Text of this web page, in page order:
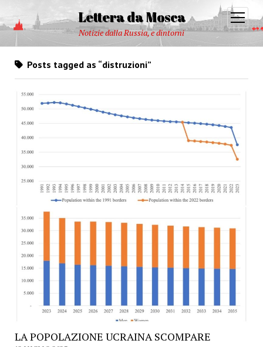
Lettera da Mosca
Notizie dalla Russia, e dintorni
open
menu
Posts tagged as “distruzioni”
LA POPOLAZIONE UCRAINA SCOMPARE